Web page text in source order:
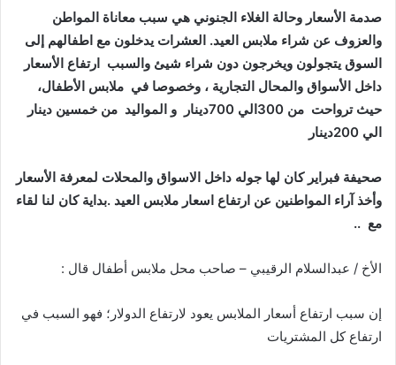
صدمة الأسعار وحالة الغلاء الجنوني هي سبب معاناة المواطن
والعزوف عن شراء ملابس العيد. العشرات يدخلون مع اطفالهم إلى
السوق يتجولون ويخرجون دون شراء شيئ والسبب ارتفاع الأسعار
داخل الأسواق والمحال التجارية ، وخصوصا في ملابس الأطفال،
حيث ترواحت من 300الي 700دينار و المواليد من خمسين دينار
الي 200دينار
صحيفة فبراير كان لها جوله داخل الاسواق والمحلات لمعرفة الأسعار
وأخذ آراء المواطنين عن ارتفاع اسعار ملابس العيد .بداية كان لنا لقاء
مع ..
الأخ / عبدالسلام الرقيبي – صاحب محل ملابس أطفال قال :
إن سبب ارتفاع أسعار الملابس يعود لارتفاع الدولار؛ فهو السبب في
ارتفاع كل المشتريات